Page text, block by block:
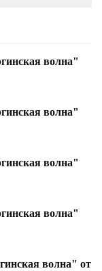
волна"
волна"
волна"
волна"
волна" от